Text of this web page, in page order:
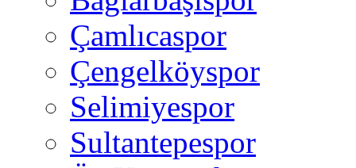
Çamlıcaspor
Çengelköyspor
Selimiyespor
Sultantepespor